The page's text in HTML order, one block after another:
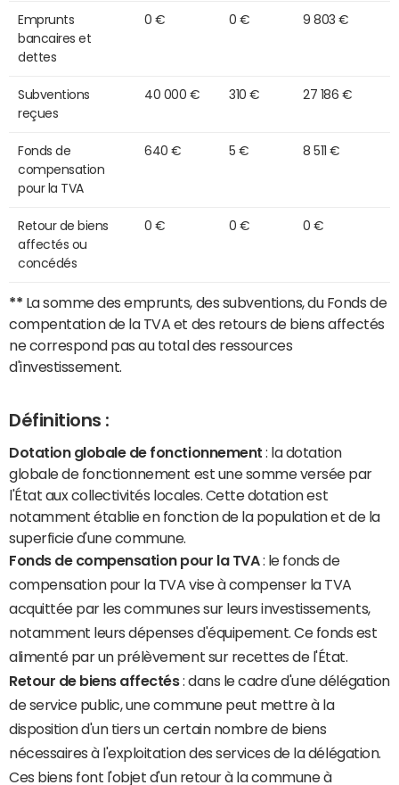
Emprunts
bancaires et
dettes
0 € 0 € 9 803 €
Subventions
reçues
40 000 € 310 € 27 186 €
Fonds de
compensation
pour la TVA
640 € 5 € 8 511 €
Retour de biens
affectés ou
concédés
0 € 0 € 0 €
** La somme des emprunts, des subventions, du Fonds de
compentation de la TVA et des retours de biens affectés
ne correspond pas au total des ressources
d'investissement.
Définitions :
Dotation globale de fonctionnement : la dotation
globale de fonctionnement est une somme versée par
l'État aux collectivités locales. Cette dotation est
notamment établie en fonction de la population et de la
superficie d'une commune.
Fonds de compensation pour la TVA: le fonds de
compensation pour la TVA vise à compenser la TVA
acquittée par les communes sur leurs investissements,
notamment leurs dépenses d'équipement. Ce fonds est
alimenté par un prélèvement sur recettes de l'État.
Retour de biens affectés: dans le cadre d'une délégation
de service public, une commune peut mettre à la
disposition d'un tiers un certain nombre de biens
nécessaires à l'exploitation des services de la délégation.
Ces biens font l'objet d'un retour à la commune à